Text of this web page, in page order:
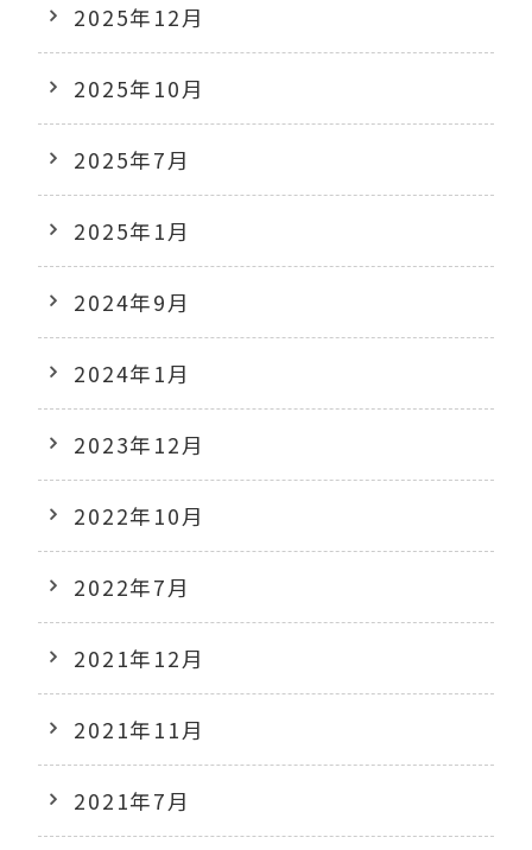
2025年12月
2025年10月
2025年7月
2025年1月
2024年9月
2024年1月
2023年12月
2022年10月
2022年7月
2021年12月
2021年11月
2021年7月